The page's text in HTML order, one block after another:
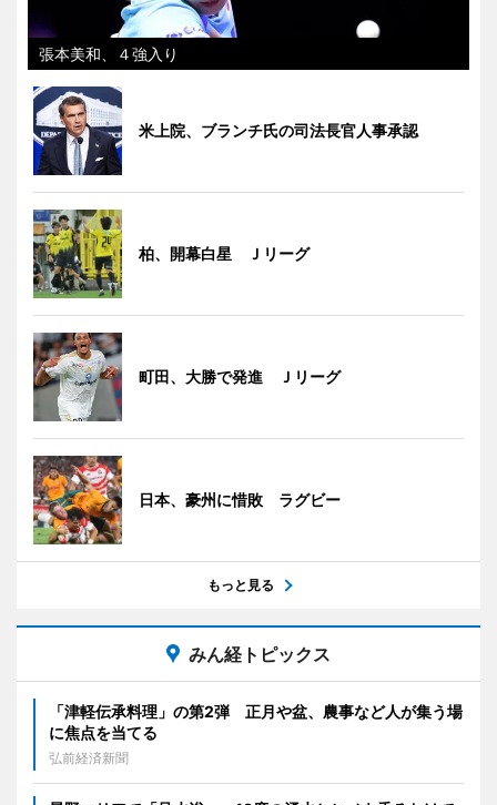
張本美和、４強入り
米上院、ブランチ氏の司法長官人事承認
柏、開幕白星 Ｊリーグ
町田、大勝で発進 Ｊリーグ
日本、豪州に惜敗 ラグビー
もっと見る
みん経トピックス
「津軽伝承料理」の第2弾 正月や盆、農事など人が集う場
に焦点を当てる
弘前経済新聞